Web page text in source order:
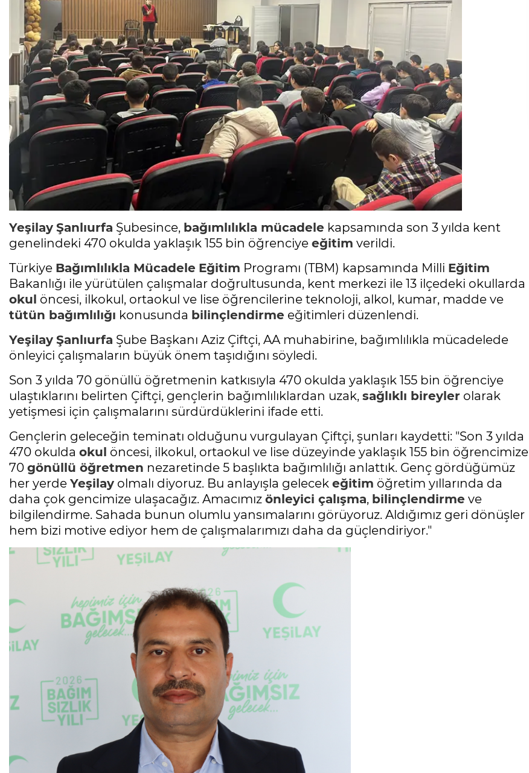
Yeşilay Şanlıurfa Şubesince, bağımlılıkla mücadele kapsamında son 3 yılda kent
genelindeki 470 okulda yaklaşık 155 bin öğrenciye eğitim verildi.
Türkiye Bağımlılıkla Mücadele Eğitim Programı (TBM) kapsamında Milli Eğitim
Bakanlığı ile yürütülen çalışmalar doğrultusunda, kent merkezi ile 13 ilçedeki okullarda
okul öncesi, ilkokul, ortaokul ve lise öğrencilerine teknoloji, alkol, kumar, madde ve
tütün bağımlılığı konusunda bilinçlendirme eğitimleri düzenlendi.
Yeşilay Şanlıurfa Şube Başkanı Aziz Çiftçi, AA muhabirine, bağımlılıkla mücadelede
önleyici çalışmaların büyük önem taşıdığını söyledi.
Son 3 yılda 70 gönüllü öğretmenin katkısıyla 470 okulda yaklaşık 155 bin öğrenciye
ulaştıklarını belirten Çiftçi, gençlerin bağımlılıklardan uzak, sağlıklı bireyler olarak
yetişmesi için çalışmalarını sürdürdüklerini ifade etti.
Gençlerin geleceğin teminatı olduğunu vurgulayan Çiftçi, şunları kaydetti: "Son 3 yılda
470 okulda okul öncesi, ilkokul, ortaokul ve lise düzeyinde yaklaşık 155 bin öğrencimize
70 gönüllü öğretmen nezaretinde 5 başlıkta bağımlılığı anlattık. Genç gördüğümüz
her yerde Yeşilay olmalı diyoruz. Bu anlayışla gelecek eğitim öğretim yıllarında da
daha çok gencimize ulaşacağız. Amacımız önleyici çalışma, bilinçlendirme ve
bilgilendirme. Sahada bunun olumlu yansımalarını görüyoruz. Aldığımız geri dönüşler
hem bizi motive ediyor hem de çalışmalarımızı daha da güçlendiriyor."